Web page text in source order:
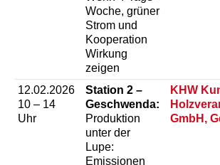
Woche, grüner
Strom und
Kooperation
Wirkung
zeigen
12.02.2026
10 – 14
Uhr
Station 2 –
Geschwenda:
Produktion
unter der
Lupe:
Emissionen
KHW
GmbH,